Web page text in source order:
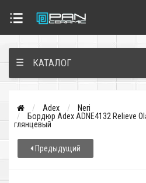
☰ КАТАЛОГ
Adex
Neri
Бордюр Adex ADNE4132 Relieve
глянцевый
Предыдущий